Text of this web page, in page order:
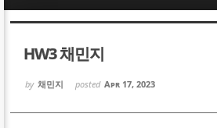
HW3 채민지
by 채민지 posted Apr 17, 2023
Sketchbook5, 스케치
Sketchbook5, 스케치